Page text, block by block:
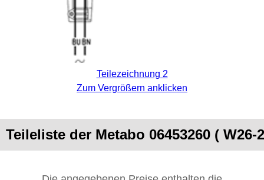
Teilezeichnung 2
Zum Vergrößern anklicken
Teileliste der Metabo 06453260 ( W26-